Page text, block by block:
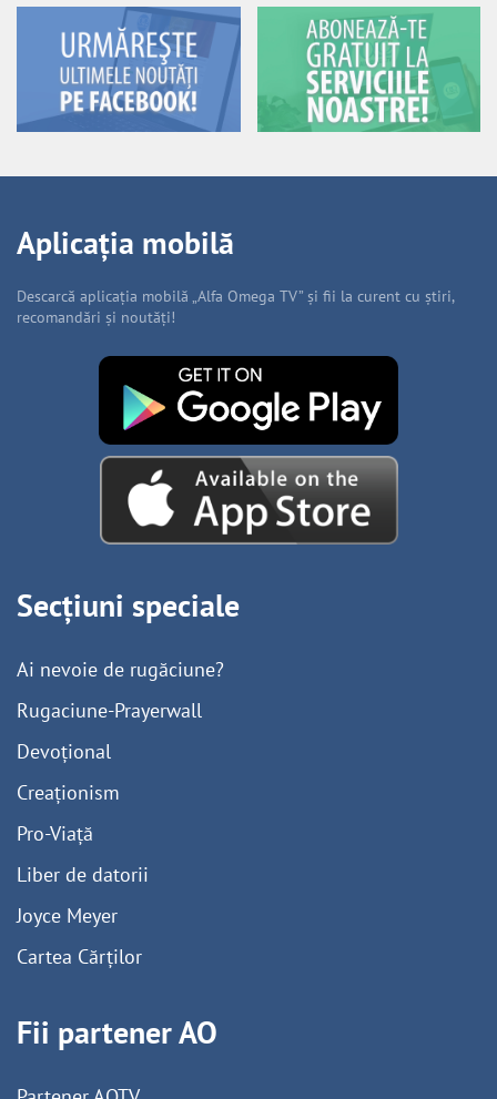
Aplicația mobilă
Descarcă aplicația mobilă „Alfa Omega TV” și fii la curent cu știri,
recomandări și noutăți!
Secțiuni speciale
Ai nevoie de rugăciune?
Rugaciune-Prayerwall
Devoțional
Creaționism
Pro-Viață
Liber de datorii
Joyce Meyer
Cartea Cărților
Fii partener AO